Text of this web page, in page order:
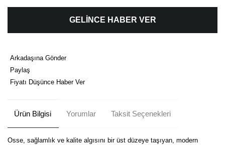
GELİNCE HABER VER
Arkadaşına Gönder
Paylaş
Fiyatı Düşünce Haber Ver
Ürün Bilgisi Yorumlar Taksit Seçenekleri
Osse, sağlamlık ve kalite algısını bir üst düzeye taşıyan, modern